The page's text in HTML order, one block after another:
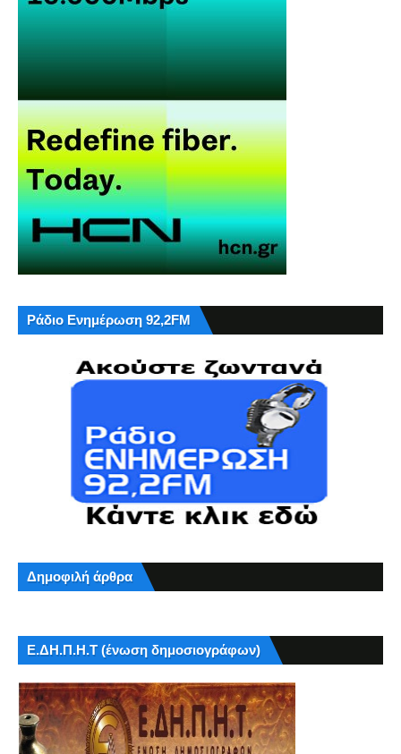
Ράδιο Ενημέρωση 92,2FM
Δημοφιλή άρθρα
Ε.ΔΗ.Π.Η.Τ (ένωση δημοσιογράφων)